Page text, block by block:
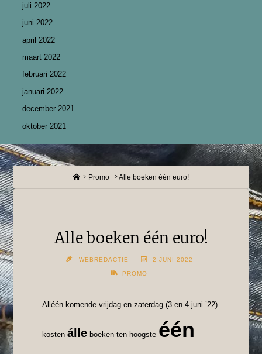
juli 2022
juni 2022
april 2022
maart 2022
februari 2022
januari 2022
december 2021
oktober 2021
HomePromo Alle boeken één euro!
Alle boeken één euro!
WEBREDACTIE 2 JUNI 2022
PROMO
Alléén komende vrijdag en zaterdag (3 en 4 juni ’22)
kosten álleboeken ten hoogste één